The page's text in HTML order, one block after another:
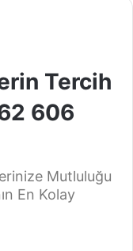
Tercih
606
Mutluluğu
En Kolay